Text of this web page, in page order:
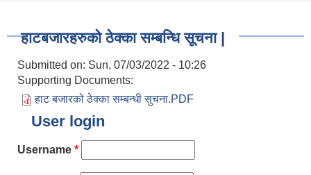
हाटबजारहरुको ठेक्का सम्बन्धि सूचना |
Submitted on: Sun, 07/03/2022 - 10:26
Supporting Documents:
हाट बजारको ठेक्का सम्बन्धी सुचना.PDF
User login
Username *